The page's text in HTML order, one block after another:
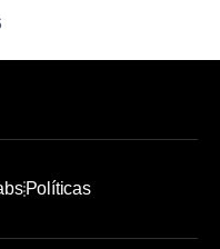
Políticas